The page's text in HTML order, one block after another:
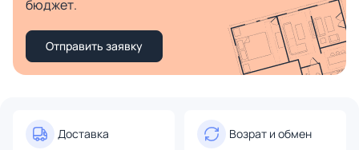
бюджет.
Отправить заявку
Доставка Возрат и обмен